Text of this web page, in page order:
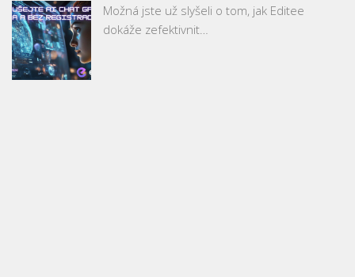
Možná jste už slyšeli o tom, jak Editee
dokáže zefektivnit…